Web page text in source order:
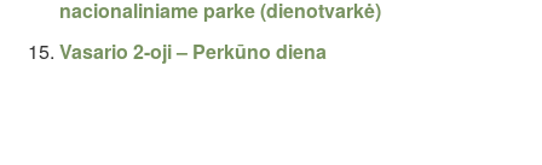
nacionaliniame parke (dienotvarkė)
Vasario 2-oji – Perkūno diena